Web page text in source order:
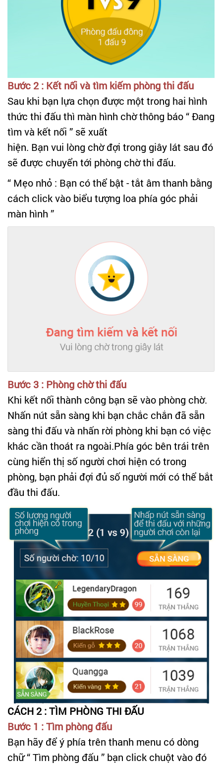
Bước 2 : Kết nối và tìm kiếm phòng thi đấu
Sau khi bạn lựa chọn được một trong hai hình
thức thi đấu thì màn hình chờ thông báo “ Đang
tìm và kết nối ” sẽ xuất
hiện. Bạn vui lòng chờ đợi trong giây lát sau đó
sẽ được chuyển tới phòng chờ thi đấu.
“ Mẹo nhỏ : Bạn có thể bật - tắt âm thanh bằng
cách click vào biểu tượng loa phía góc phải
màn hình ”
Bước 3 : Phòng chờ thi đấu
Khi kết nối thành công bạn sẽ vào phòng chờ.
Nhấn nút sẵn sàng khi bạn chắc chắn đã sẵn
sàng thi đấu và nhấn rời phòng khi bạn có việc
khác cần thoát ra ngoài.Phía góc bên trái trên
cùng hiển thị số người chơi hiện có trong
phòng, bạn phải đợi đủ số người mới có thể bắt
đầu thi đấu.
CÁCH 2 : TÌM PHÒNG THI ĐẤU
Bước 1 : Tìm phòng đấu
Bạn hãy để ý phía trên thanh menu có dòng
chữ “ Tìm phòng đấu ” bạn click chuột vào đó